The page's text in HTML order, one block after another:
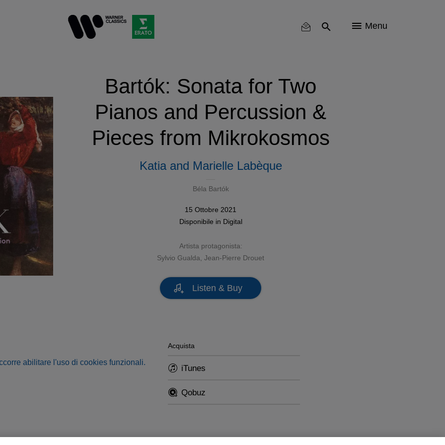
Menu
Bartók: Sonata for Two
Pianos and Percussion &
Pieces from Mikrokosmos
Katia and Marielle Labèque
Béla Bartók
15 Ottobre 2021
Disponibile in Digital
Artista protagonista:
Sylvio Gualda, Jean-Pierre Drouet
Listen & Buy
abilitare l'uso di cookies funzionali.
Acquista
iTunes
Qobuz